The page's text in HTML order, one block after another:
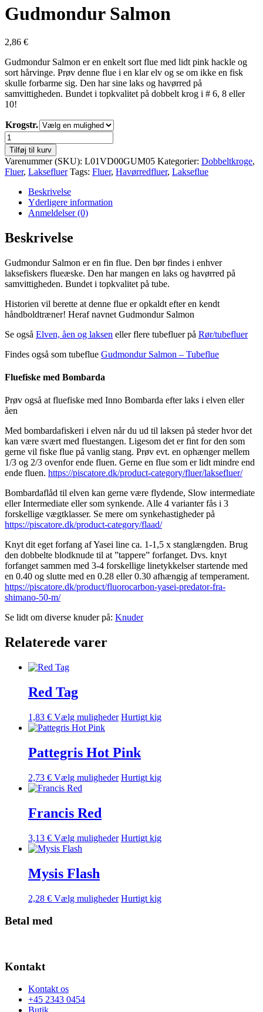
Gudmondur Salmon
2,86 €
Gudmondur Salmon er en enkelt sort flue med lidt pink hackle og
sort hårvinge. Prøv denne flue i en klar elv og se om ikke en fisk
skulle forbarme sig. Den har sine laks og havørred på
samvittigheden. Bundet i topkvalitet på dobbelt krog i # 6, 8 eller
10!
Krogstr.
Gudmondur
Salmon
antal
Tilføj til kurv
Varenummer (SKU): L01VD00GUM05 Kategorier: Dobbeltkroge,
Fluer, Laksefluer Tags: Fluer, Havørredfluer, Lakseflue
Beskrivelse
Yderligere information
Anmeldelser (0)
Beskrivelse
Gudmondur Salmon er en fin flue. Den bør findes i enhver
laksefiskers flueæske. Den har mangen en laks og havørred på
samvittigheden. Bundet i topkvalitet på tube.
Historien vil berette at denne flue er opkaldt efter en kendt
håndboldtræner! Heraf navnet Gudmondur Salmon
Se også Elven, åen og laksen eller flere tubefluer på Rør/tubefluer
Findes også som tubeflue Gudmondur Salmon – Tubeflue
Fluefiske med Bombarda
Prøv også at fluefiske med Inno Bombarda efter laks i elven eller
åen
Med bombardafiskeri i elven når du ud til laksen på steder hvor det
kan være svært med fluestangen. Ligesom det er fint for den som
gerne vil fiske flue på vanlig stang. Prøv evt. en ophænger mellem
1/3 og 2/3 ovenfor ende fluen. Gerne en flue som er lidt mindre end
ende fluen. https://piscatore.dk/product-category/fluer/laksefluer/
Bombardaflåd til elven kan gerne være flydende, Slow intermediate
eller Intermediate eller som synkende. Alle 4 varianter fås i 3
forskellige vægtklasser. Se mere om synkehastigheder på
https://piscatore.dk/product-category/flaad/
Knyt dit eget forfang af Yasei line ca. 1-1,5 x stanglængden. Brug
den dobbelte blodknude til at ”tappere” forfanget. Dvs. knyt
forfanget sammen med 3-4 forskellige linetykkelser startende med
en 0.40 og slutte med en 0.28 eller 0.30 afhængig af temperament.
https://piscatore.dk/product/fluorocarbon-yasei-predator-fra-
shimano-50-m/
Se lidt om diverse knuder på: Knuder
Relaterede varer
Red Tag
1,83 € Vælg muligheder Dette
flere
varianter.
kan
Hurtigt kig
Pattegris Hot Pink
2,73 € Vælg muligheder Dette
kan
Hurtigt kig
Francis Red
3,13 € Vælg muligheder Dette
kan
Hurtigt kig
Mysis Flash
2,28 € Vælg muligheder Dette
Hurtigt kig
Betal med
Kontakt
Kontakt os
+45 2343 0454